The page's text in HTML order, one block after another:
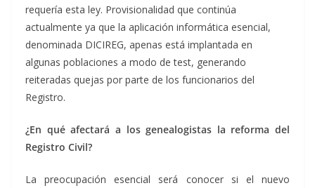
requería esta ley. Provisionalidad que continúa
actualmente ya que la aplicación informática esencial,
denominada DICIREG, apenas está implantada en
algunas poblaciones a modo de test, generando
reiteradas quejas por parte de los funcionarios del
Registro.
¿En qué afectará a los genealogistas la reforma del
Registro Civil?
La preocupación esencial será conocer si el nuevo